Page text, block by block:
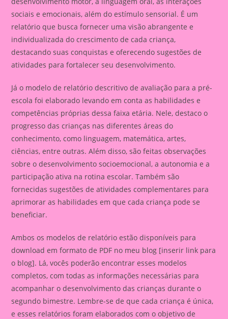
sociais e emocionais, além do estímulo sensorial. É um
relatório que busca fornecer uma visão abrangente e
individualizada do crescimento de cada criança,
destacando suas conquistas e oferecendo sugestões de
atividades para fortalecer seu desenvolvimento.
Já o modelo de relatório descritivo de avaliação para a pré-
escola foi elaborado levando em conta as habilidades e
competências próprias dessa faixa etária. Nele, destaco o
progresso das crianças nas diferentes áreas do
conhecimento, como linguagem, matemática, artes,
ciências, entre outras. Além disso, são feitas observações
sobre o desenvolvimento socioemocional, a autonomia e a
participação ativa na rotina escolar. Também são
fornecidas sugestões de atividades complementares para
aprimorar as habilidades em que cada criança pode se
beneficiar.
Ambos os modelos de relatório estão disponíveis para
download em formato de PDF no meu blog [inserir link para
o blog]. Lá, vocês poderão encontrar esses modelos
completos, com todas as informações necessárias para
acompanhar o desenvolvimento das crianças durante o
segundo bimestre. Lembre-se de que cada criança é única,
e esses relatórios foram elaborados com o objetivo de